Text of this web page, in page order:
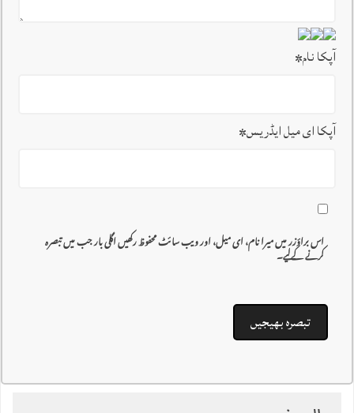
آپکا نام*
آپکا ای میل ایڈریس*
اس براؤزر میں میرا نام، ای میل، اور ویب سائٹ محفوظ رکھیں اگلی بار جب میں تبصرہ
کرنے کےلیے۔